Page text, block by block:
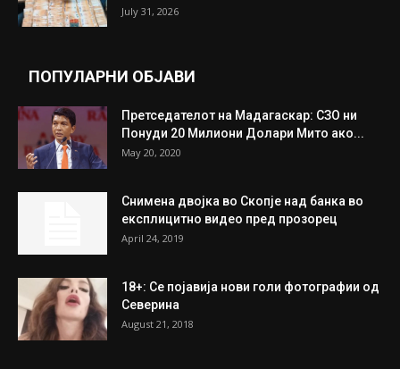
July 31, 2026
ПОПУЛАРНИ ОБЈАВИ
Претседателот на Мадагаскар: СЗО ни
Понуди 20 Милиони Долари Мито ако...
May 20, 2020
Снимена двојка во Скопје над банка во
експлицитно видео пред прозорец
April 24, 2019
18+: Се појавија нови голи фотографии од
Северина
August 21, 2018